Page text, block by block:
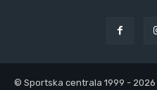
© Sportska centrala 1999 -